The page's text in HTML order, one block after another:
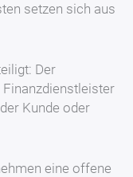
setzen sich aus
Der
Kunde oder
eine offene